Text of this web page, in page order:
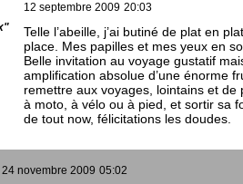
12 septembre 2009 20:03
Telle l’abeille, j’ai butiné de plat en
place. Mes papilles et mes yeux en
Belle invitation au voyage gustatif
amplification absolue d’une énorme
remettre aux voyages, lointains et de
à moto, à vélo ou à pied, et sortir sa
de tout now, félicitations les doudes.
24 novembre 2009 05:02